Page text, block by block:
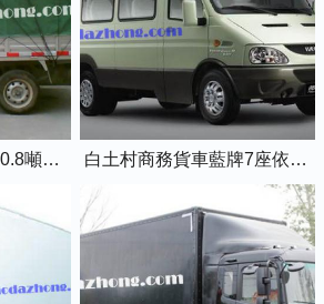
白土村小型貨車藍牌0.8噸小卡車 白土村商務貨車藍牌7座依維柯全順車